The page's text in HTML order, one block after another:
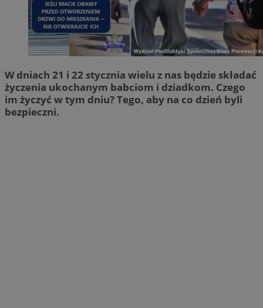
W dniach 21 i 22 stycznia wielu z nas będzie składać
życzenia ukochanym babciom i dziadkom. Czego
im życzyć w tym dniu? Tego, aby na co dzień byli
bezpieczni.